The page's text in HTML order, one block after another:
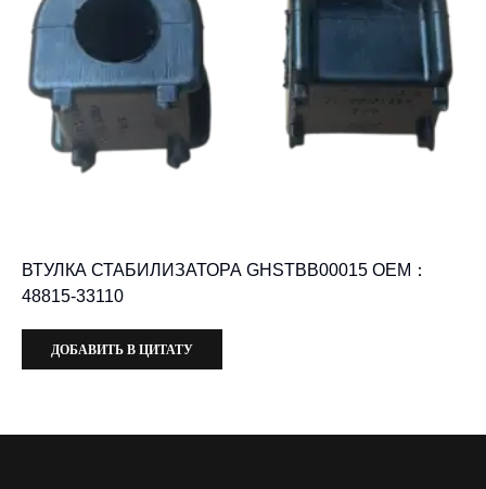
ВТУЛКА СТАБИЛИЗАТОРА GHSTBB00015 OEM：
48815-33110
ДОБАВИТЬ В ЦИТАТУ